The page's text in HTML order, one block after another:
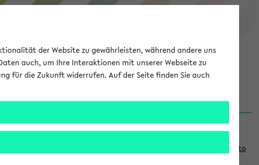
eKVV
S
d
Links
Use the combination search to
der Website zu gewährleisten, während andere uns
auch, um Ihre Interaktionen mit unserer Webseite zu
für die Zukunft widerrufen. Auf der Seite finden Sie auch